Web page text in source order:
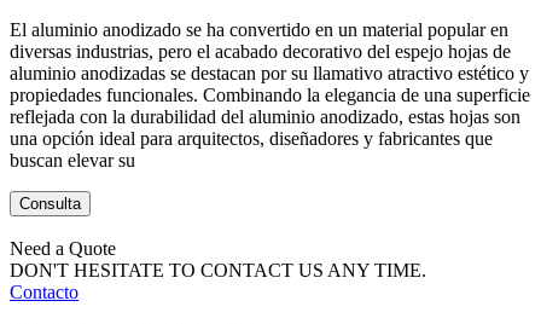
El aluminio anodizado se ha convertido en un material popular en
diversas industrias, pero el acabado decorativo del espejo hojas de
aluminio anodizadas se destacan por su llamativo atractivo estético y
propiedades funcionales. Combinando la elegancia de una superficie
reflejada con la durabilidad del aluminio anodizado, estas hojas son
una opción ideal para arquitectos, diseñadores y fabricantes que
buscan elevar su
Consulta
Need a Quote
DON'T HESITATE TO CONTACT US ANY TIME.
Contacto